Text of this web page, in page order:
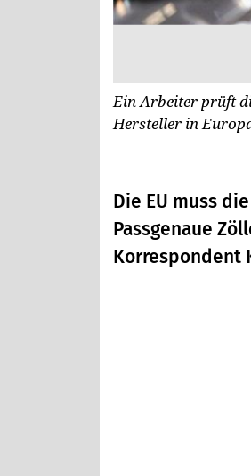
Ein Arbeiter prüft
Hersteller in
Die EU muss
Passgenaue
Korrespondent